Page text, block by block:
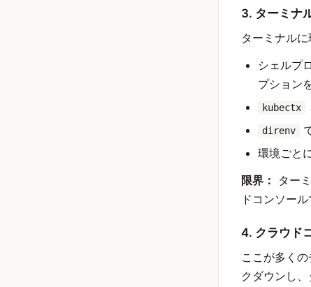
3. ターミナ
ターミナル
シェルプ
プション
kubectx
direnv
環境ごと
限界：
ター
ドコンソー
4. クラウド
ここが多く
クダウンし